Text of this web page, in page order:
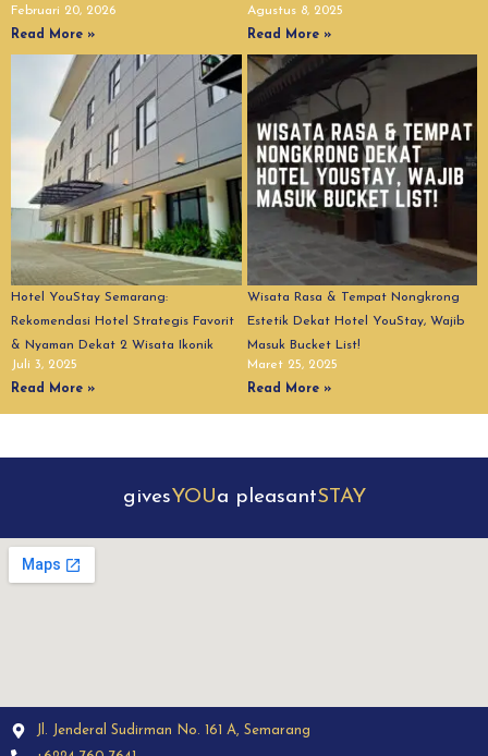
Februari 20, 2026
Read More »
Agustus 8, 2025
Read More »
Hotel YouStay Semarang:
Rekomendasi Hotel Strategis Favorit
& Nyaman Dekat 2 Wisata Ikonik
Juli 3, 2025
Read More »
Wisata Rasa & Tempat Nongkrong
Estetik Dekat Hotel YouStay, Wajib
Masuk Bucket List!
Maret 25, 2025
Read More »
givesYOUa pleasantSTAY
Jl. Jenderal Sudirman No. 161 A, Semarang